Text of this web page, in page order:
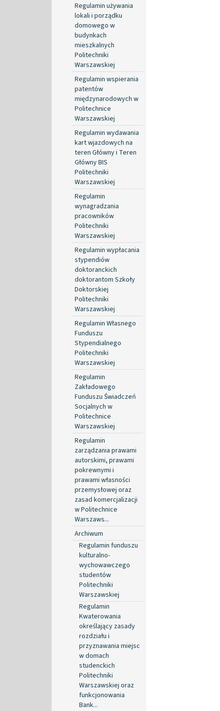
Regulamin używania
lokali i porządku
domowego w
budynkach
mieszkalnych
Politechniki
Warszawskiej
Regulamin wspierania
patentów
międzynarodowych w
Politechnice
Warszawskiej
Regulamin wydawania
kart wjazdowych na
teren Główny i Teren
Główny BIS
Politechniki
Warszawskiej
Regulamin
wynagradzania
pracowników
Politechniki
Warszawskiej
Regulamin wypłacania
stypendiów
doktoranckich
doktorantom Szkoły
Doktorskiej
Politechniki
Warszawskiej
Regulamin Własnego
Funduszu
Stypendialnego
Politechniki
Warszawskiej
Regulamin
Zakładowego
Funduszu Świadczeń
Socjalnych w
Politechnice
Warszawskiej
Regulamin
zarządzania prawami
autorskimi, prawami
pokrewnymi i
prawami własności
przemysłowej oraz
zasad komercjalizacji
w Politechnice
Warszaws...
Archiwum
Regulamin funduszu
kulturalno-
wychowawczego
studentów
Politechniki
Warszawskiej
Regulamin
Kwaterowania
określający zasady
rozdziału i
przyznawania miejsc
w domach
studenckich
Politechniki
Warszawskiej oraz
funkcjonowania
Bank...